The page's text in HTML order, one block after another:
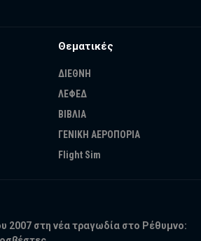
Θεματικές
ΔΙΕΘΝΗ
ΛΕΦΕΔ
ΒΙΒΛΙΑ
ΓΕΝΙΚΗ ΑΕΡΟΠΟΡΙΑ
Flight Sim
2007 στη νέα τραγωδία στο Ρέθυμνο: